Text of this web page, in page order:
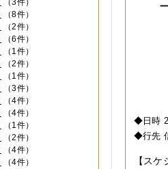
◆日時
◆行先
【ス
（3件）
（8件）
（2件）
（6件）
（1件）
（2件）
（1件）
（3件）
（4件）
（4件）
（1件）
（2件）
（4件）
（4件）